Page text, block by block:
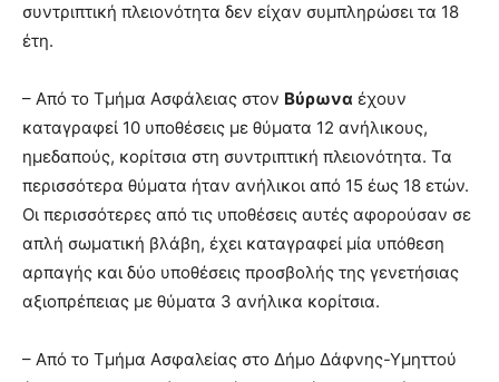
συντριπτική πλειονότητα δεν είχαν συμπληρώσει τα 18
έτη.
– Από το Τμήμα Ασφάλειας στον Βύρωνα έχουν
καταγραφεί 10 υποθέσεις με θύματα 12 ανήλικους,
ημεδαπούς, κορίτσια στη συντριπτική πλειονότητα. Τα
περισσότερα θύματα ήταν ανήλικοι από 15 έως 18 ετών.
Οι περισσότερες από τις υποθέσεις αυτές αφορούσαν σε
απλή σωματική βλάβη, έχει καταγραφεί μία υπόθεση
αρπαγής και δύο υποθέσεις προσβολής της γενετήσιας
αξιοπρέπειας με θύματα 3 ανήλικα κορίτσια.
– Από το Τμήμα Ασφαλείας στο Δήμο Δάφνης-Υμηττού